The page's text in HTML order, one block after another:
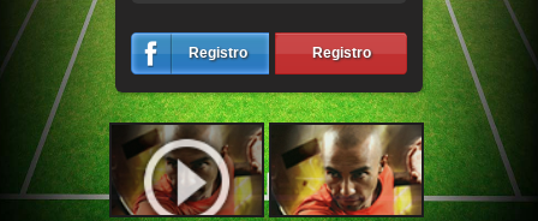
Registro Registro